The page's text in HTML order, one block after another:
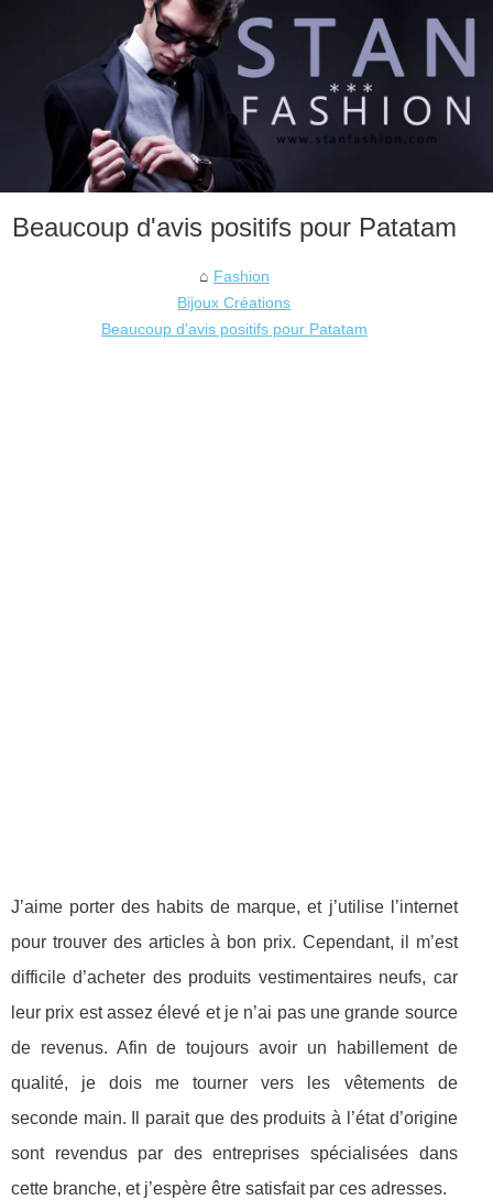
Beaucoup d'avis positifs pour Patatam
Fashion
Bijoux Créations
Beaucoup d'avis positifs pour Patatam
J’aime porter des habits de marque, et j’utilise l’internet
pour trouver des articles à bon prix. Cependant, il m’est
difficile d’acheter des produits vestimentaires neufs, car
leur prix est assez élevé et je n’ai pas une grande source
de revenus. Afin de toujours avoir un habillement de
qualité, je dois me tourner vers les vêtements de
seconde main. Il parait que des produits à l’état d’origine
sont revendus par des entreprises spécialisées dans
cette branche, et j’espère être satisfait par ces adresses.